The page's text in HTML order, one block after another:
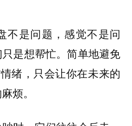
不是问题，感觉不是问
是想帮忙。简单地避免
绪，只会让你在未来的
烦。